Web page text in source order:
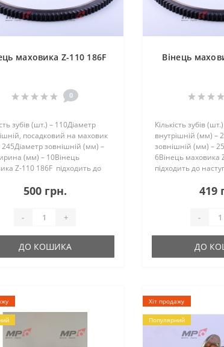
маховика Z-110 186F
0
зубів (шт.) – 110Діаметр
посадковий на маховик
зовнішній (мм) –
(мм) – 10Вінець
Z-110 186F підходить до
Кентавр 2090д,..
500 грн.
- +
ДО КОШИКА
Вінець
Кількість зубів
внутрішній (мм) –
зовнішній (мм) –
6Вінець маховика
підходить до
ХА-31Кентавр419
-
ДО
Хіт продажу
Популярний